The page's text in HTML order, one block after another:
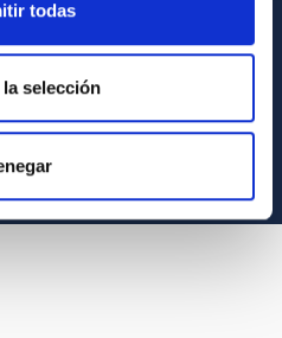
todas
selección